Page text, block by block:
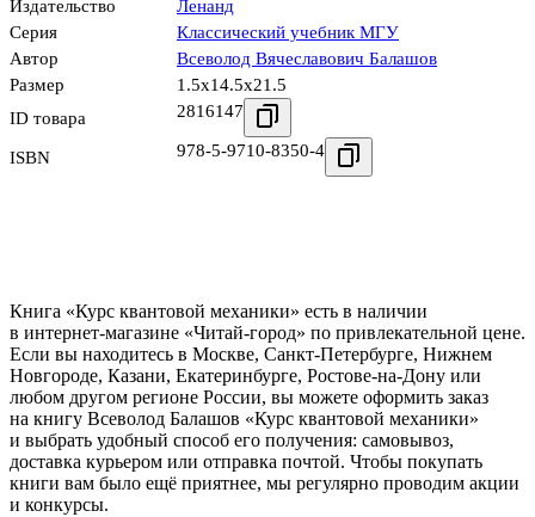
Издательство
Ленанд
Серия
Классический учебник МГУ
Автор
Всеволод Вячеславович Балашов
Размер
1.5x14.5x21.5
ID товара
2816147
ISBN 978-5-9710-8350-4
Книга «Курс квантовой механики» есть в наличии
в интернет-магазине «Читай-город» по привлекательной цене.
Если вы находитесь в Москве, Санкт-Петербурге, Нижнем
Новгороде, Казани, Екатеринбурге, Ростове-на-Дону или
любом другом регионе России, вы можете оформить заказ
на книгу Всеволод Балашов «Курс квантовой механики»
и выбрать удобный способ его получения: самовывоз,
доставка курьером или отправка почтой. Чтобы покупать
книги вам было ещё приятнее, мы регулярно проводим акции
и конкурсы.